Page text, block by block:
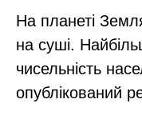
На планеті
на суші.
чисельність
опублікований